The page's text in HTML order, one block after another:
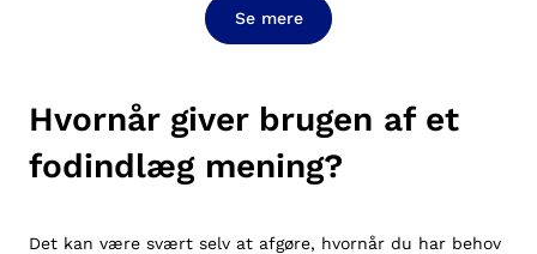
Se mere
Hvornår giver brugen af et
fodindlæg mening?
Det kan være svært selv at afgøre, hvornår du har behov